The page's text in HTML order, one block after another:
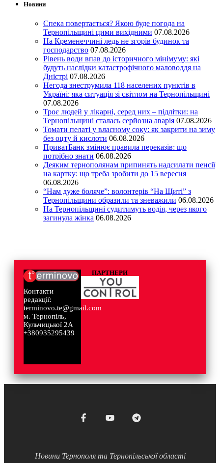
Новини
Спека повертається? Якою буде погода на
Тернопільщині цими вихідними 07.08.2026
На Кременеччині ледь не згорів будинок та
господарство 07.08.2026
Рівень води впав до історичного мінімуму: які
будуть наслідки катастрофічного маловоддя на
Дністрі 07.08.2026
Негода знеструмила 118 населених пунктів в
Україні: яка ситуація зі світлом на Тернопільщині
07.08.2026
Троє людей у лікарні, серед них – підлітки: на
Тернопільщині сталась серйозна аварія 07.08.2026
Томати пелаті у власному соку: як закрити на зиму
без оцту й кислоти 06.08.2026
ПриватБанк змінює правила переказів: що
потрібно знати 06.08.2026
Деяким тернополянам припинять надсилати пенсії
на картку: що треба зробити до 15 вересня
06.08.2026
“Нам дуже боляче”: волонтерів “На Щиті” з
Тернопільщини образили та зневажили 06.08.2026
На Тернопільщині судитимуть водія, через якого
загинула жінка 06.08.2026
Контакти
редакції:
terminovo.te@gmail.com
м. Тернопіль,
Кульчицької 2А
+380935295439
ПАРТНЕРИ
Новини Тернополя та Тернопільської області